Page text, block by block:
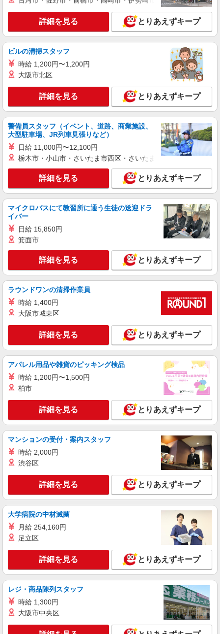
介護職員（ヘルパー）（介護助手）
月給256,650円 ＜給与補足＞夜勤5回分
（20,450円）含む。※夜勤1回あたり4,090円（深
夜割増＋夜勤手当）
キープ 詳細を見る
株式会社kotrio /●NG-H-1992496
[ 高収入 ]御器所駅近く【日収1.2万円】生活支
援員さん大募集！
時給1500円〜2125円 ＜日払い有/週払い有/交
通費全支給(ガソリン代含む)＞
名古屋市昭和区
キープ 詳細を見る
グループホーム ソラスト向山/2380000010-011
介護職員（ヘルパー）（夜勤専従）
時給1,280円〜1,330円（経験・能力等による）
（8,500円/回）
愛知県名古屋市昭和区向山町3-30
キープ 詳細を見る
アルバイト パート
日研トータルソーシング株式会社 メディカルケア事業部/名古屋オフ
介護スタッフ／資格あり or 経験者
時給1,500円〜1,750円 ◆無資格・経験者：時
給1,500円〜 ◆初任者研修・未経験：時給1,500
円〜 ◆初任者研修・経験者：時給1,600円〜 ◆介
給与幅は経験・能力による ★週払いOK（規定あ
愛知県名古屋市昭和区 【最寄駅】地下鉄鶴舞
線 荒畑駅 ★勤務地は3000ヶ所以上★ 自宅から
通いやすいエリアなど、お好きな勤務地をお選び
詳細を見る
正社員
グループホーム ソラスト白金/2380000040-021
介護管理職（施設長代理・所長代理）
定額時間外手当39,660円（20時間/超過分は別途支
給）＋夜勤5回分（39,395円）含む。※夜勤1回あ
たり7,879円（深夜割増＋夜勤手当）
愛知県名古屋市昭和区白金1-20-3
キープ 詳細を見る
アルバイト パート
グループホーム ソラスト白金/2380000040-020
介護職員（ヘルパー）（介護助手）
時給1,250円 ＜給与補足＞※深夜割増（22〜5
時）、夜勤手当（5,100円/回）
愛知県名古屋市昭和区白金1-20-3
詳細を見る
アルバイト パート
日研トータルソーシング株式会社 メディカルケア事業部/名古屋オフ
詳細を見る とりあえずキープ
ビルの清掃スタッフ
時給 1,200円〜1,200円
大阪市北区
詳細を見る とりあえずキープ
警備員スタッフ（イベント、道路、商業施設、
大型駐車場、JR列車見張りなど）
日給 11,000円〜12,100円
栃木市・小山市・さいたま市西区・さいたま市岩槻区・久喜市・
詳細を見る とりあえずキープ
マイクロバスにて教習所に通う生徒の送迎ドラ
イバー
日給 15,850円
箕面市
詳細を見る とりあえずキープ
ラウンドワンの清掃作業員
時給 1,400円
大阪市城東区
詳細を見る とりあえずキープ
アパレル用品や雑貨のピッキング検品
時給 1,200円〜1,500円
柏市
詳細を見る とりあえずキープ
マンションの受付・案内スタッフ
時給 2,000円
渋谷区
詳細を見る とりあえずキープ
大学病院の中材滅菌
月給 254,160円
足立区
詳細を見る とりあえずキープ
レジ・商品陳列スタッフ
時給 1,300円
大阪市中央区